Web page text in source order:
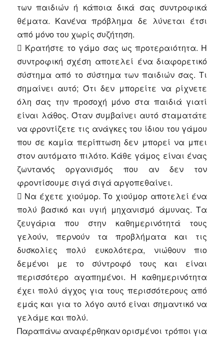
των παιδιών ή κάποια δικά σας συντροφικά
θέματα. Κανένα πρόβλημα δε λύνεται έτσι
από μόνο του χωρίς συζήτηση.
 Κρατήστε το γάμο σας ως προτεραιότητα. Η
συντροφική σχέση αποτελεί ένα διαφορετικό
σύστημα από το σύστημα των παιδιών σας. Τι
σημαίνει αυτό; Ότι δεν μπορείτε να ρίχνετε
όλη σας την προσοχή μόνο στα παιδιά γιατί
είναι λάθος. Όταν συμβαίνει αυτό σταματάτε
να φροντίζετε τις ανάγκες του ίδιου του γάμου
που σε καμία περίπτωση δεν μπορεί να μπει
στον αυτόματο πιλότο. Κάθε γάμος είναι ένας
ζωντανός οργανισμός που αν δεν τον
φροντίσουμε σιγά σιγά αργοπεθαίνει.
 Να έχετε χιούμορ. Το χιούμορ αποτελεί ένα
πολύ βασικό και υγιή μηχανισμό άμυνας. Τα
ζευγάρια που στην καθημερινότητά τους
γελούν, περνούν τα προβλήματα και τις
δυσκολίες πολύ ευκολότερα, νιώθουν πιο
δεμένοι με το σύντροφό τους και είναι
περισσότερο αγαπημένοι. Η καθημερινότητα
έχει πολύ άγχος για τους περισσότερους από
εμάς και για το λόγο αυτό είναι σημαντικό να
γελάμε και πολύ.
Παραπάνω αναφέρθηκαν ορισμένοι τρόποι για